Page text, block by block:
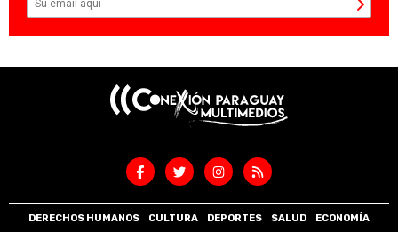
DERECHOS HUMANOS CULTURA DEPORTES SALUD
ECONOMÍA